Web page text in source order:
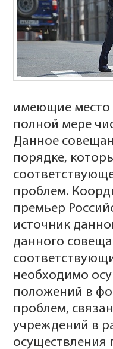
имеющие
полной мере
Данное
порядке,
проблем.
премьер
источник
данного
необходимо
положений в
проблем,
учреждений в